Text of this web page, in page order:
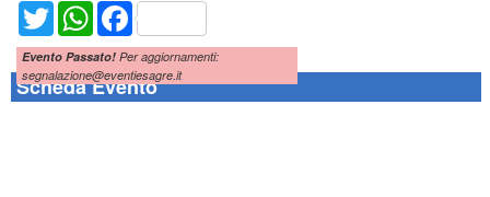
Twitter WhatsAppFacebook
Evento Passato! Per aggiornamenti:
segnalazione@eventiesagre.it
Scheda Evento